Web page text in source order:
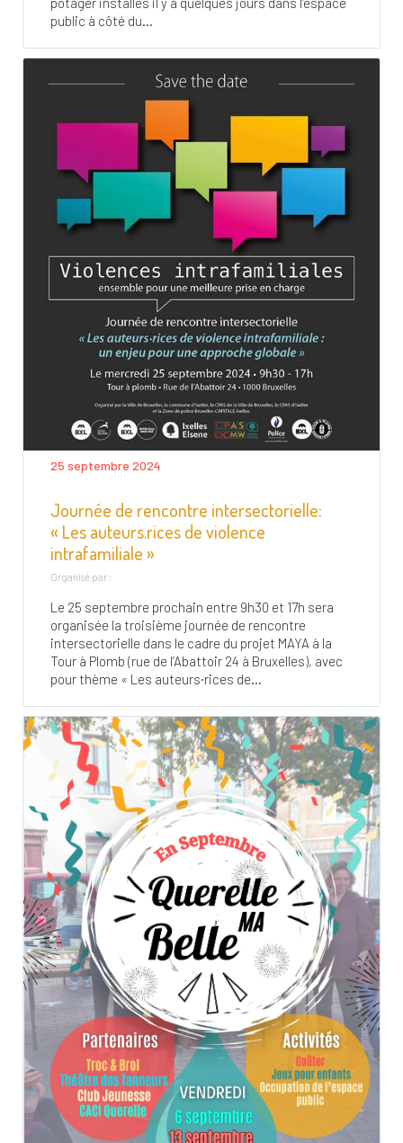
public à côté du...
25 septembre 2024
Journée de rencontre intersectorielle:
« Les auteurs.rices de violence
intrafamiliale »
Organisé par :
Le 25 septembre prochain entre 9h30 et 17h sera
organisée la troisième journée de rencontre
intersectorielle dans le cadre du projet MAYA à la
Tour à Plomb (rue de l’Abattoir 24 à Bruxelles), avec
pour thème « Les auteurs·rices de...